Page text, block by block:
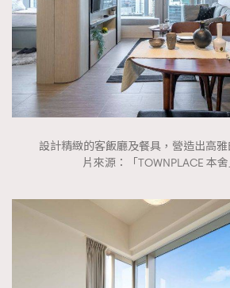
設計精緻的客飯廳及餐具，營造出高
片來源：「TOWNPLACE 本舍